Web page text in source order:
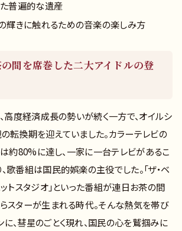
普遍的な遺産
輝きに触れるための音楽の楽しみ方
間を席巻した二大アイドルの登
高度経済成長の勢いが続く一方で、オイルシ
転換期を迎えていました。カラーテレビの
約80%に達し、一家に一台テレビがあるこ
歌番組は国民的娯楽の主役でした。「ザ・ベ
ットスタジオ」といった番組が連日お茶の間
スターが生まれる時代。そんな熱気を帯び
、彗星のごとく現れ、国民の心を鷲掴みに